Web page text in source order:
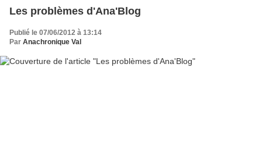
Les problèmes d'Ana'Blog
Publié le 07/06/2012 à 13:14
Par Anachronique Val